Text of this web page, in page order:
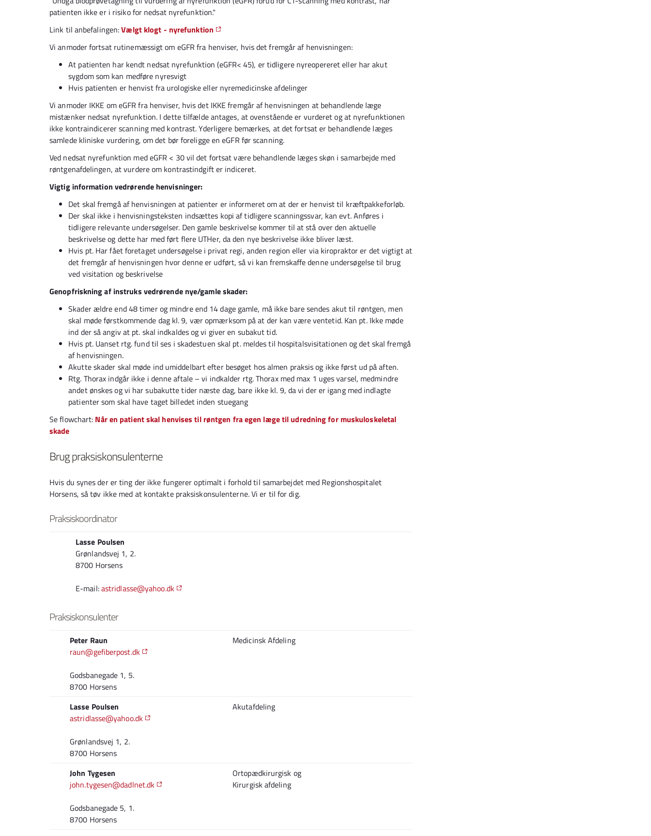
patienten ikke er i risiko for nedsat nyrefunktion."
Link til anbefalingen:Vælgt klogt - nyrefunktion
Vi anmoder fortsat rutinemæssigt om eGFR fra henviser, hvis det fremgår af henvisningen:
At patienten har kendt nedsat nyrefunktion (eGFR< 45), er tidligere nyreopereret eller har akut
sygdom som kan medføre nyresvigt
Hvis patienten er henvist fra urologiske eller nyremedicinske afdelinger
Vi anmoder IKKE om eGFR fra henviser, hvis det IKKE fremgår af henvisningen at behandlende læge
mistænker nedsat nyrefunktion. I dette tilfælde antages, at ovenstående er vurderet og at nyrefunktionen
ikke kontraindicerer scanning med kontrast. Yderligere bemærkes, at det fortsat er behandlende læges
samlede kliniske vurdering, om det bør foreligge en eGFR før scanning.
Ved nedsat nyrefunktion med eGFR < 30 vil det fortsat være behandlende læges skøn i samarbejde med
røntgenafdelingen, at vurdere om kontrastindgift er indiceret.
Vigtig information vedrørende henvisninger:
Det skal fremgå af henvisningen at patienter er informeret om at der er henvist til kræftpakkeforløb.
Der skal ikke i henvisningsteksten indsættes kopi af tidligere scanningssvar, kan evt. Anføres i
tidligere relevante undersøgelser. Den gamle beskrivelse kommer til at stå over den aktuelle
beskrivelse og dette har med ført flere UTHer, da den nye beskrivelse ikke bliver læst.
Hvis pt. Har fået foretaget undersøgelse i privat regi, anden region eller via kiropraktor er det vigtigt at
det fremgår af henvisningen hvor denne er udført, så vi kan fremskaffe denne undersøgelse til brug
ved visitation og beskrivelse
Genopfriskning af instruks vedrørende nye/gamle skader:
Skader ældre end 48 timer og mindre end 14 dage gamle, må ikke bare sendes akut til røntgen, men
skal møde førstkommende dag kl. 9, vær opmærksom på at der kan være ventetid. Kan pt. Ikke møde
ind der så angiv at pt. skal indkaldes og vi giver en subakut tid.
Hvis pt. Uanset rtg. fund til ses i skadestuen skal pt. meldes til hospitalsvisitationen og det skal fremgå
af henvisningen.
Akutte skader skal møde ind umiddelbart efter besøget hos almen praksis og ikke først ud på aften.
Rtg. Thorax indgår ikke i denne aftale – vi indkalder rtg. Thorax med max 1 uges varsel, medmindre
andet ønskes og vi har subakutte tider næste dag, bare ikke kl. 9, da vi der er igang med indlagte
patienter som skal have taget billedet inden stuegang
Se flowchart: Når en patient skal henvises til røntgen fra egen læge til udredning for muskuloskeletal
skade
Brug praksiskonsulenterne
Hvis du synes der er ting der ikke fungerer optimalt i forhold til samarbejdet med Regionshospitalet
Horsens, så tøv ikke med at kontakte praksiskonsulenterne. Vi er til for dig.
Praksiskoordinator
Lasse Poulsen
Grønlandsvej 1, 2.
8700 Horsens
E-mail:astridlasse@yahoo.dk
Praksiskonsulenter
Peter Raun
raun@gefiberpost.dk
Godsbanegade 1, 5.
8700 Horsens
Medicinsk Afdeling
Lasse Poulsen
astridlasse@yahoo.dk
Grønlandsvej 1, 2.
8700 Horsens
Akutafdeling
John Tygesen
john.tygesen@dadlnet.dk
Godsbanegade 5, 1.
8700 Horsens
Ortopædkirurgisk og
Kirurgisk afdeling